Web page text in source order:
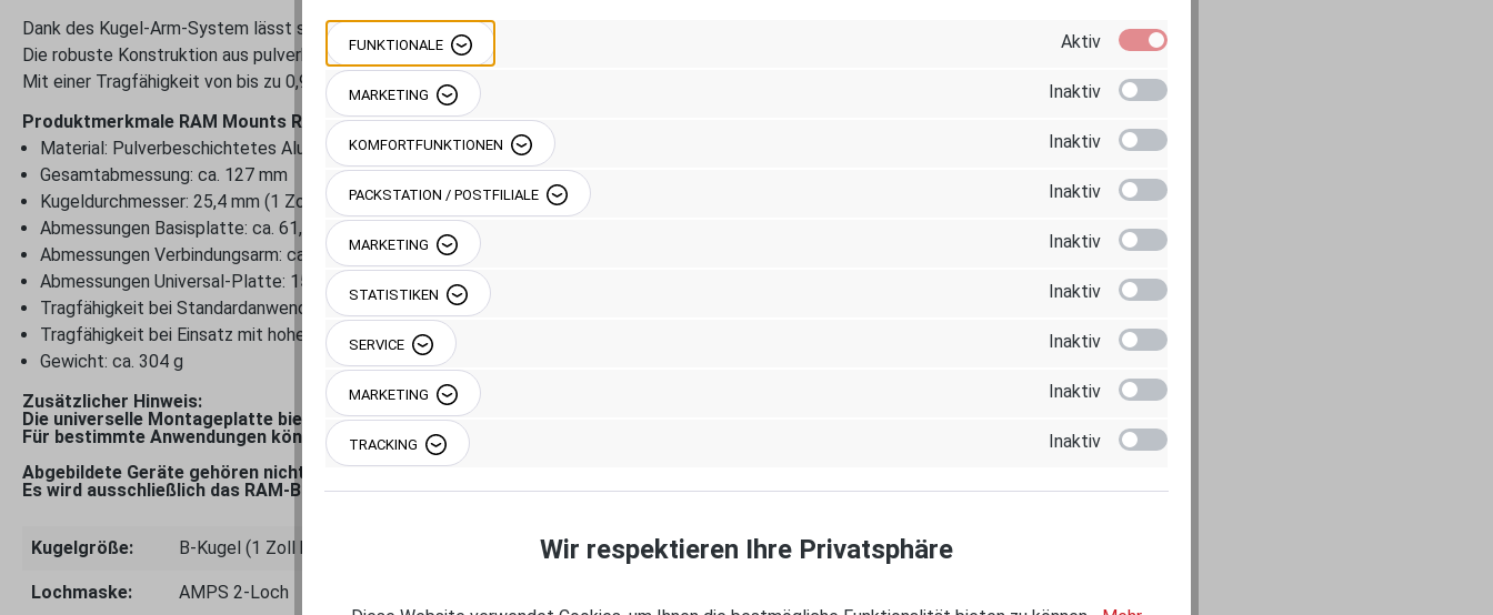
Dank des Kugel-Arm-System lässt sich die Halterung flexibel einstellen und sorgt für perfekte Blick- und Bedienwinkel.
Die robuste Konstruktion aus pulverbeschichtetem Aluminium gewährleistet eine lange Lebensdauer auch unter harten Einsatzbedingungen.
Mit einer Tragfähigkeit von bis zu 0,91 kg eignet sich das Set ideal für Fahrzeuge, Boote, in der Industrie oder Logistik.
Produktmerkmale RAM Mounts RAM-B-111-238U:
Material: Pulverbeschichtetes Aluminium
Gesamtabmessung: ca. 127 mm
Kugeldurchmesser: 25,4 mm (1 Zoll - B-Kugel)
Abmessungen Basisplatte: ca. 61,7 mm x 33,3 mm (AMPS 2-Loch - 48,56 mm)
Abmessungen Verbindungsarm: ca. 94,74 mm Gesamtlänge - 76,2 mm Sockel-zu-Sockel
Abmessungen Universal-Platte: 158,75 mm x 63,5 mm
Tragfähigkeit bei Standardanwendungen bis ca. 0,91 kg
Tragfähigkeit bei Einsatz mit hoher Belastung bis ca. 0,45 kg
Gewicht: ca. 304 g
Zusätzlicher Hinweis:
Die universelle Montageplatte bietet eine Vielzahl an Befestigungsmöglichkeiten.
Für bestimmte Anwendungen können zusätzliche Bohrungen erforderlich sein, um Ihr elektronisches Gerät optimal anzupassen.
Abgebildete Geräte gehören nicht zum Lieferumfang.
Es wird ausschließlich das RAM-B-111-238U Set geliefert.
Kugelgröße: B-Kugel (1 Zoll bis 0.9 kg)
Lochmaske: AMPS 2-Loch
FUNKTIONALE Aktiv
MARKETING Inaktiv
KOMFORTFUNKTIONEN Inaktiv
PACKSTATION / POSTFILIALE Inaktiv
MARKETING Inaktiv
STATISTIKEN Inaktiv
SERVICE Inaktiv
MARKETING Inaktiv
TRACKING Inaktiv
Wir respektieren Ihre Privatsphäre